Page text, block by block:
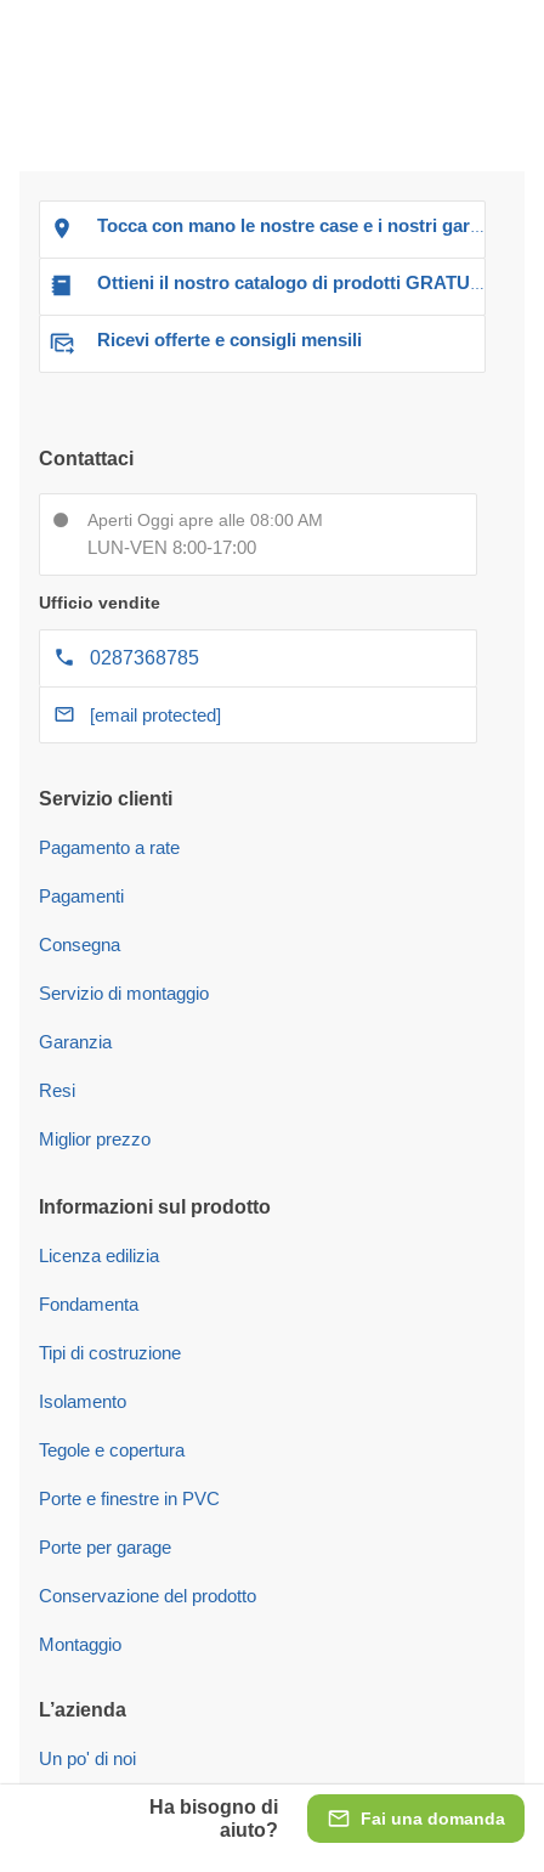
Fai una domanda
Ha bisogno di
aiuto?
Tocca con mano le nostre case e i nostri garage!
Ottieni il nostro catalogo di prodotti GRATUITO!
Ricevi offerte e consigli mensili
Contattaci
Aperti Oggi apre alle 08:00 AM
LUN-VEN 8:00-17:00
Ufficio vendite
0287368785
[email protected]
Servizio clienti
Pagamento a rate
Pagamenti
Consegna
Servizio di montaggio
Garanzia
Resi
Miglior prezzo
Informazioni sul prodotto
Licenza edilizia
Fondamenta
Tipi di costruzione
Isolamento
Tegole e copertura
Porte e finestre in PVC
Porte per garage
Conservazione del prodotto
Montaggio
L’azienda
Un po' di noi